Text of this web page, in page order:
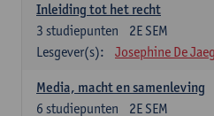
Inleiding tot het recht
2E SEM
3 studiepunten
Lesgever(s):
Josephine De
Media, macht en samenleving
2E SEM
6 studiepunten